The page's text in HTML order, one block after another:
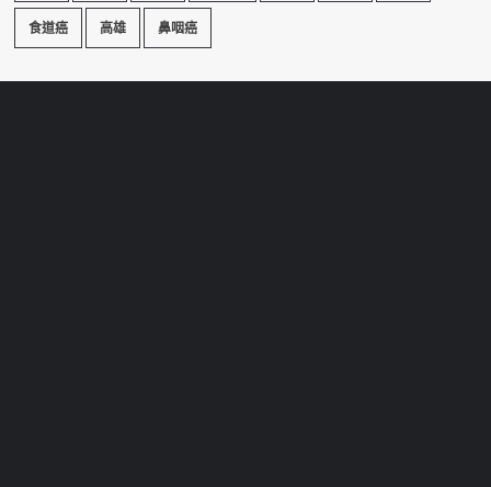
食道癌 高雄 鼻咽癌